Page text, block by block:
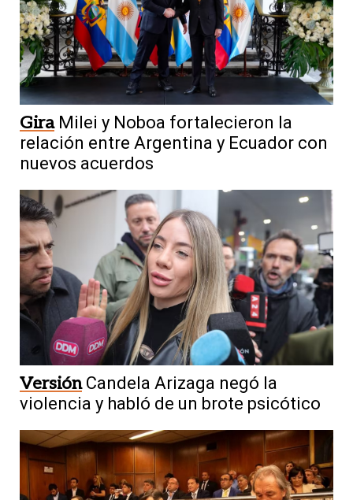
Gira Milei y Noboa fortalecieron la
relación entre Argentina y Ecuador con
nuevos acuerdos
Versión Candela Arizaga negó la
violencia y habló de un brote psicótico